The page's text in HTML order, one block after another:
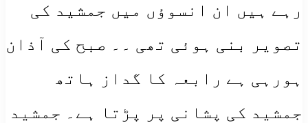
رہے ہیں ان انسوؤں میں جمشید کی
تصویر بنی ہوئی تھی ۔۔ صبح کی آذان
ہورہی ہے رابعہ کا گداز ہاتھ
جمشید کی پشانی پر پڑتا ہے۔ جمشید